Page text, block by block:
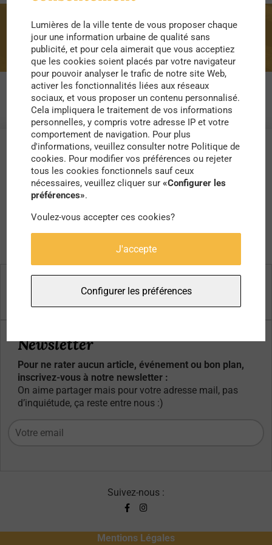
scène
Newsletter
Pour ne rater aucun article, événement ou bon plan,
inscrivez-vous à notre newsletter :
On aime partager mais pour votre adresse mail, pas
d’inquiétude, ça reste entre nous :)
Suivez-nous :
Mentions Légales
Lumières de la ville tente de vous proposer chaque
jour une information urbaine de qualité sans
publicité, et pour cela aimerait que vous acceptiez
que les cookies soient placés par votre navigateur
pour pouvoir analyser le trafic de notre site Web,
activer les fonctionnalités liées aux réseaux
sociaux, et vous proposer un contenu personnalisé.
Cela impliquera le traitement de vos informations
personnelles, y compris votre adresse IP et votre
comportement de navigation. Pour plus
d'informations, veuillez consulter notre Politique de
cookies. Pour modifier vos préférences ou rejeter
tous les cookies fonctionnels sauf ceux
nécessaires, veuillez cliquer sur«Configurer les
préférences».
Voulez-vous accepter ces cookies?
J'accepte
Configurer les préférences